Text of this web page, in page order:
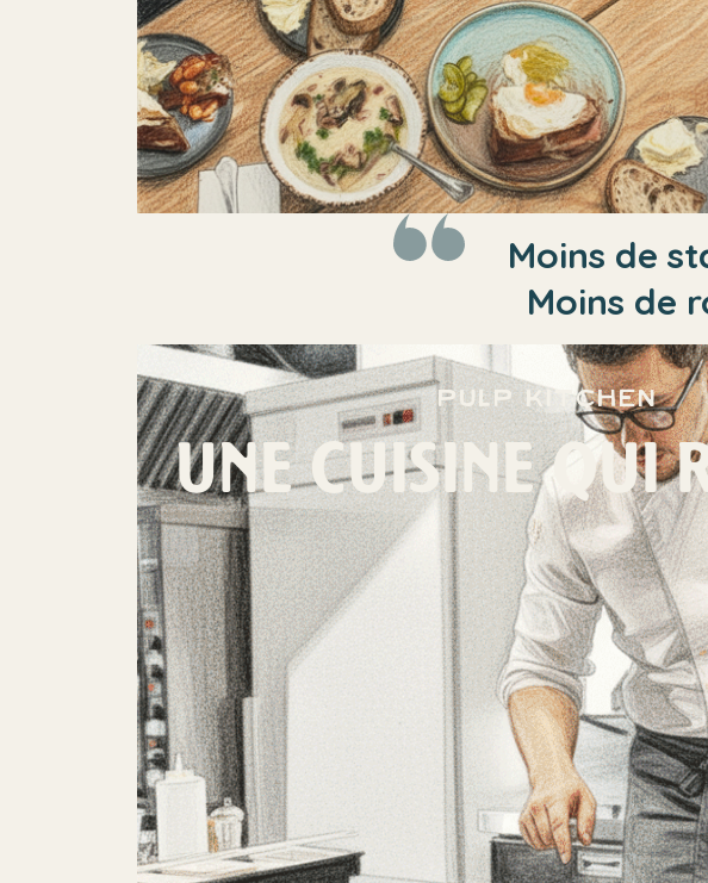
Moins de
Moins de
pulp kitchen
UNE CUISINE QUI